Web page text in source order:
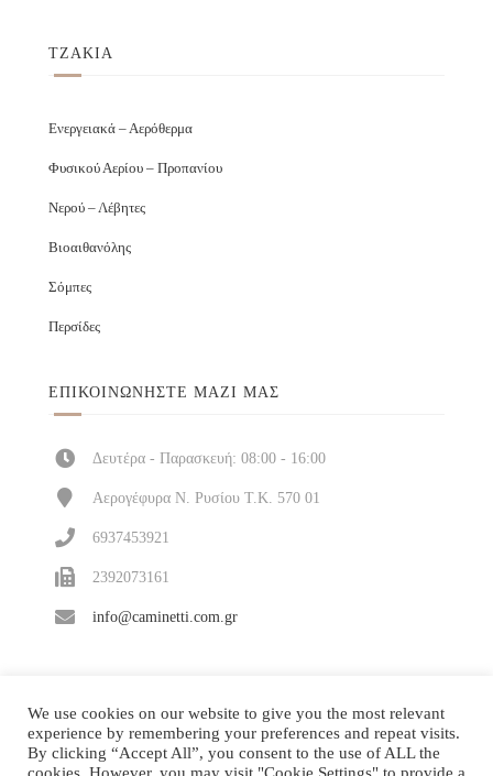
ΤΖΑΚΙΑ
Ενεργειακά – Αερόθερμα
Φυσικού Αερίου – Προπανίου
Νερού – Λέβητες
Βιοαιθανόλης
Σόμπες
Περσίδες
ΕΠΙΚΟΙΝΩΝΉΣΤΕ ΜΑΖΊ ΜΑΣ
Δευτέρα - Παρασκευή: 08:00 - 16:00
Αερογέφυρα Ν. Ρυσίου Τ.Κ. 570 01
6937453921
2392073161
info@caminetti.com.gr
We use cookies on our website to give you the most relevant
experience by remembering your preferences and repeat visits.
By clicking “Accept All”, you consent to the use of ALL the